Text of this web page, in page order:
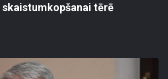
skaistumkopšanai tērē